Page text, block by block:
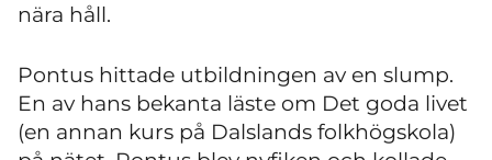
nära håll.
Pontus hittade utbildningen av en slump.
En av hans bekanta läste om Det goda livet
(en annan kurs på Dalslands folkhögskola)